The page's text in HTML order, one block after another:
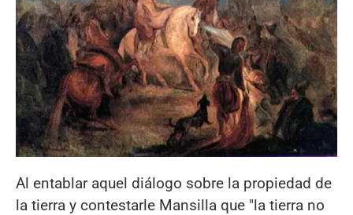
Al entablar aquel diálogo sobre la propiedad de
la tierra y contestarle Mansilla que "la tierra no